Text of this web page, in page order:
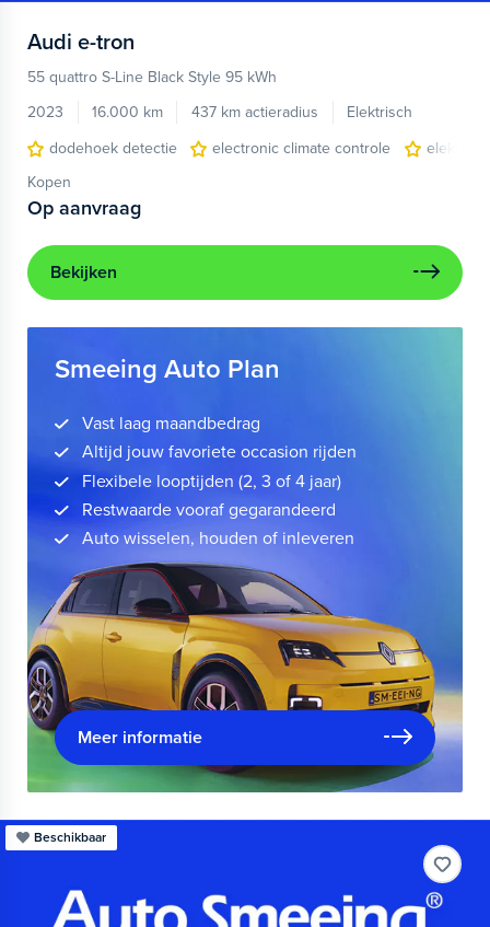
Audi e-tron
55 quattro S-Line Black Style 95 kWh
2023
16.000 km 437 km actieradius
Elektrisch
dodehoek detectie
electronic climate controle
Kopen
Op aanvraag
Bekijken
Smeeing Auto Plan
Vast laag maandbedrag
Altijd jouw favoriete occasion rijden
Flexibele looptijden (2, 3 of 4 jaar)
Restwaarde vooraf gegarandeerd
Auto wisselen, houden of inleveren
Meer informatie
Beschikbaar